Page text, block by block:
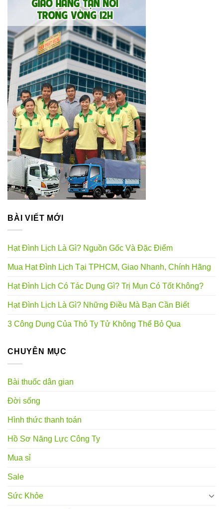
BÀI VIẾT MỚI
Hạt Đình Lịch Là Gì? Nguồn Gốc Và Đặc Điểm
Mua Hạt Đình Lịch Tại TPHCM, Giao Nhanh, Chính Hãng
Hạt Đình Lịch Có Tác Dụng Gì? Trị Mụn Có Tốt Không?
Hạt Đình Lịch Là Gì? Những Điều Mà Bạn Cần Biết
3 Công Dụng Của Thỏ Ty Tử Không Thể Bỏ Qua
CHUYÊN MỤC
Bài thuốc dân gian
Đời sống
Hình thức thanh toán
Hồ Sơ Năng Lực Công Ty
Mua sỉ
Sale
Sức Khỏe